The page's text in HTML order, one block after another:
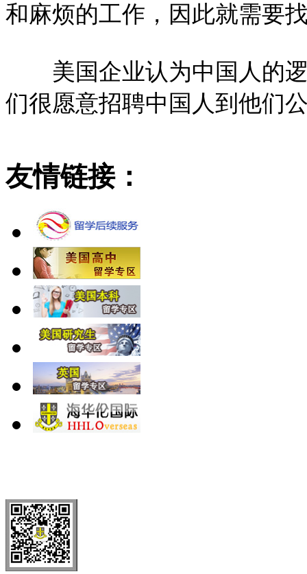
和麻烦的工作，因此就需要
美国企业认为中国人的逻
们很愿意招聘中国人到他们
友情链接：